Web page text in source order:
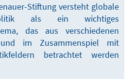
Stiftung versteht globale
als ein wichtiges
das aus verschiedenen
und im Zusammenspiel mit
betrachtet werden